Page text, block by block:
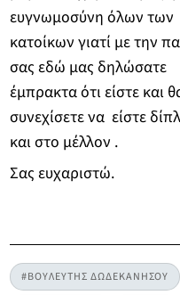
ευγνωμοσύνη όλων των
κατοίκων γιατί με την
σας εδώ μας δηλώσατε
έμπρακτα ότι είστε και
συνεχίσετε να είστε
και στο μέλλον .
Σας ευχαριστώ.
#ΒΟΥΛΕΥΤΗΣ ΔΩΔΕΚΑΝΗΣΟΥ